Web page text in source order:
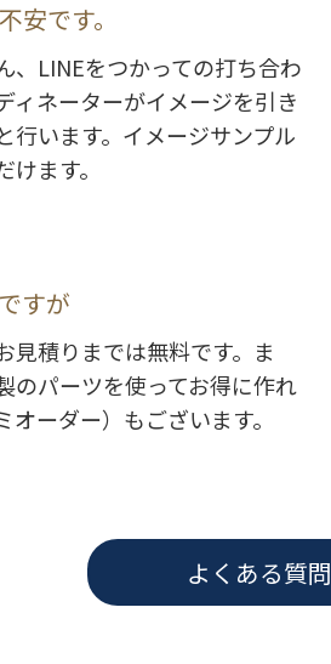
安です。
、LINEをつかっての打ち合わ
ィネーターがイメージを引き
行います。イメージサンプル
ます。
すが
見積りまでは無料です。ま
のパーツを使ってお得に作れ
ーダー）もございます。
よくある質